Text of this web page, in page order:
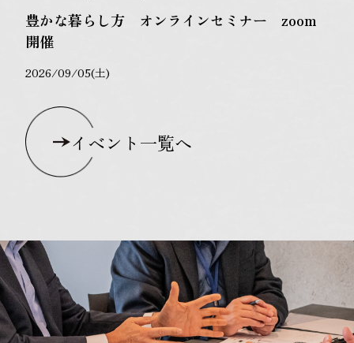
豊かな暮らし方 オンラインセミナー zoom
開催
2026/09/05(土)
イベント一覧へ